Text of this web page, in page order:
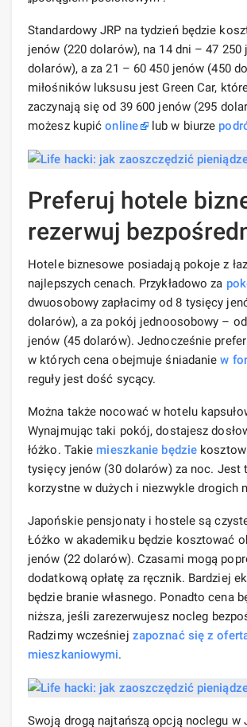
Standardowy JRP na tydzień będzie
jenów (220 dolarów), na 14 dni – 47 250
dolarów), a za 21 – 60 450 jenów (450
miłośników luksusu jest Green Car,
zaczynają się od 39 600 jenów (295
możesz kupićonline lub w biurze
Preferuj hotele
rezerwuj
Hotele biznesowe posiadają pokoje z
najlepszych cenach. Przykładowo za
dwuosobowy zapłacimy od 8 tysięcy
dolarów), a za pokój jednoosobowy –
jenów (45 dolarów). Jednocześnie
w których cena obejmuje śniadaniew
reguły jest dość sycący.
Można także nocować w hotelu
Wynajmując taki pokój, dostajesz
łóżko. Takie mieszkanie będzie
tysięcy jenów (30 dolarów) za noc. Jest
korzystne w dużych i niezwykle drogich
Japońskie pensjonaty i hostele są
Łóżko w akademiku będzie kosztować
jenów (22 dolarów). Czasami mogą
dodatkową opłatę za ręcznik. Bardziej
będzie branie własnego. Ponadto cena
niższa, jeśli zarezerwujesz nocleg
Radzimy wcześniej zapoznać się z
mieszkaniowymi.
Swoją drogą najtańszą opcją noclegu w